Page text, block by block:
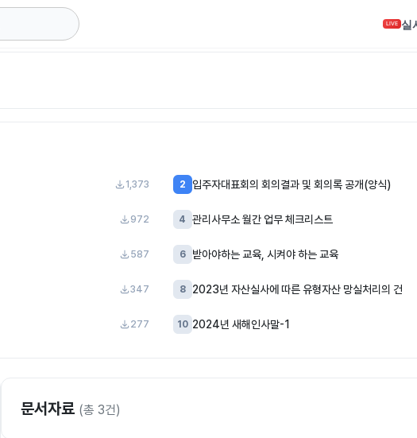
LIVE 실
1,373 2 입주자대표회의 회의결과 및 회의록 공개(양식)
972 4 관리사무소 월간 업무 체크리스트
587 6 받아야하는 교육, 시켜야 하는 교육
347 8 2023년 자산실사에 따른 유형자산 망실처리의 건
277 10 2024년 새해인사말-1
문서자료 (총 3건)